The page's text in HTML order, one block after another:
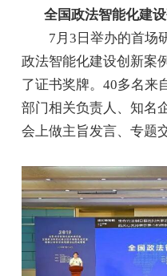
全国政法智能化建设
7月3日举办的首场研
政法智能化建设创新案
了证书奖牌。40多名来
部门相关负责人、知名
会上做主旨发言、专题